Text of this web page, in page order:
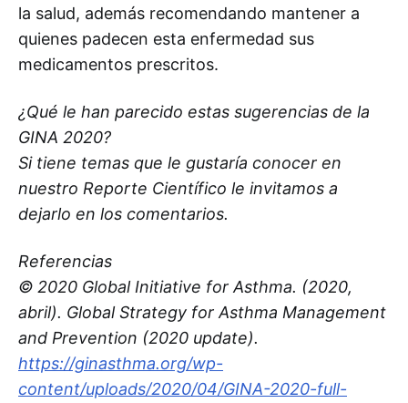
la salud, además recomendando mantener a
quienes padecen esta enfermedad sus
medicamentos prescritos.
¿Qué le han parecido estas sugerencias de la
GINA 2020?
Si tiene temas que le gustaría conocer en
nuestro Reporte Científico le invitamos a
dejarlo en los comentarios.
Referencias
© 2020 Global Initiative for Asthma. (2020,
abril). Global Strategy for Asthma Management
and Prevention (2020 update).
https://ginasthma.org/wp-
content/uploads/2020/04/GINA-2020-full-